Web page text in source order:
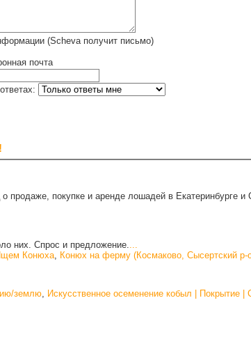
(Scheva получит письмо)
почта
продаже, покупке и аренде лошадей в Екатеринбурге и
них. Спрос и предложение....
Конюха, Конюх на ферму (Космаково, Сысертский р-
землю, Искусственное осеменение кобыл | Покрытие |